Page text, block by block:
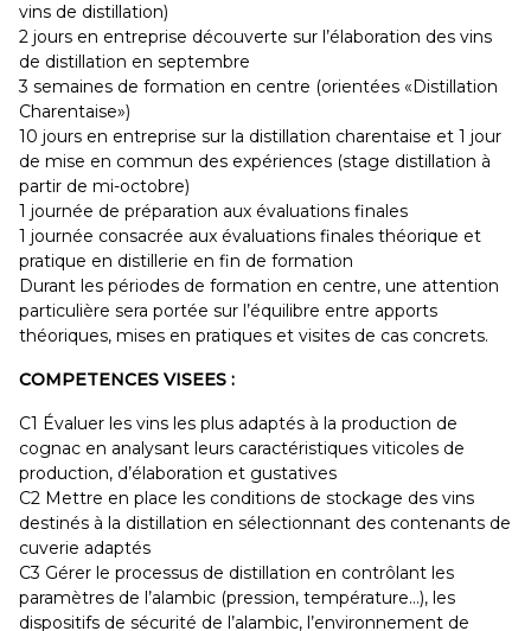
vins de distillation)
2 jours en entreprise découverte sur l’élaboration des vins
de distillation en septembre
3 semaines de formation en centre (orientées «Distillation
Charentaise»)
10 jours en entreprise sur la distillation charentaise et 1 jour
de mise en commun des expériences (stage distillation à
partir de mi-octobre)
1 journée de préparation aux évaluations finales
1 journée consacrée aux évaluations finales théorique et
pratique en distillerie en fin de formation
Durant les périodes de formation en centre, une attention
particulière sera portée sur l’équilibre entre apports
théoriques, mises en pratiques et visites de cas concrets.
COMPETENCES VISEES :
C1 Évaluer les vins les plus adaptés à la production de
cognac en analysant leurs caractéristiques viticoles de
production, d’élaboration et gustatives
C2 Mettre en place les conditions de stockage des vins
destinés à la distillation en sélectionnant des contenants de
cuverie adaptés
C3 Gérer le processus de distillation en contrôlant les
paramètres de l’alambic (pression, température…), les
dispositifs de sécurité de l’alambic, l’environnement de